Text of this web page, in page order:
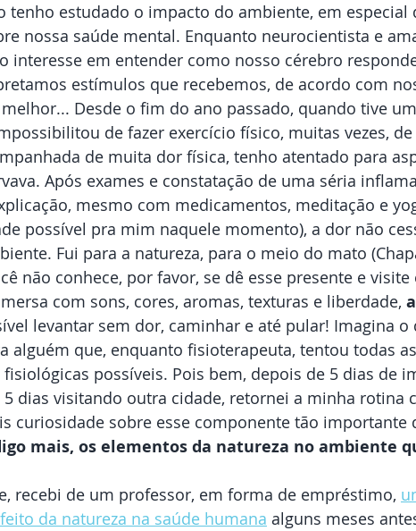
tenho estudado o impacto do ambiente, em especial
nossa saúde mental. Enquanto neurocientista e
interesse em entender como nosso cérebro
estímulos que recebemos, de acordo com
Desde o fim do ano passado, quando tive
de fazer exercício físico, muitas vezes,
de muita dor física, tenho atentado para
Após exames e constatação de uma séria
mesmo com medicamentos, meditação e
possível pra mim naquele momento), a dor não
Fui para a natureza, para o meio do mato
não conhece, por favor, se dê esse presente e visite
com sons, cores, aromas, texturas e liberdade,
levantar sem dor, caminhar e até pular! Imagina
alguém que, enquanto fisioterapeuta, tentou todas
possíveis. Pois bem, depois de 5 dias de
5 dias visitando outra cidade, retornei a minha rotina
curiosidade sobre esse componente tão importante
mais, os elementos da natureza no ambiente
recebi de um professor, em forma de empréstimo,
da natureza na saúde humana alguns meses